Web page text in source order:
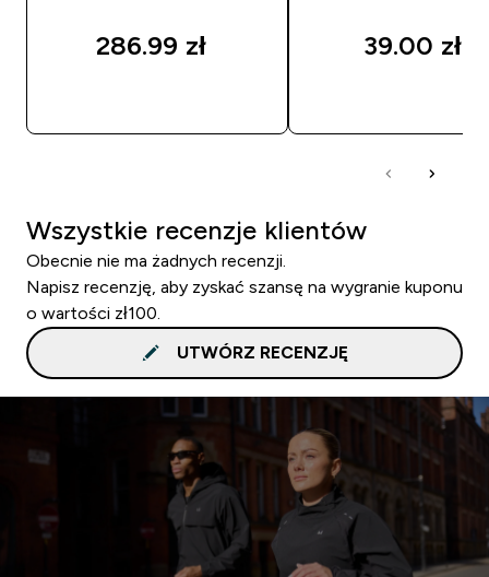
286.99 zł‎ 39.00 zł‎
Wszystkie recenzje klientów
Obecnie nie ma żadnych recenzji.
Napisz recenzję, aby zyskać szansę na wygranie kuponu
o wartości zł100.
UTWÓRZ RECENZJĘ